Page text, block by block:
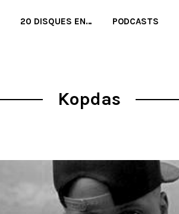
20 DISQUES EN… PODCASTS
Kopdas